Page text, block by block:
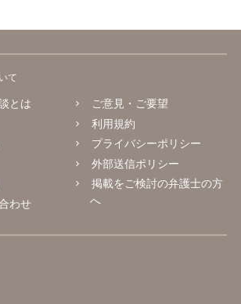
て
とは
わせ
ご意見・ご要望
利用規約
プライバシーポリシー
外部送信ポリシー
掲載をご検討の弁護士の方
へ